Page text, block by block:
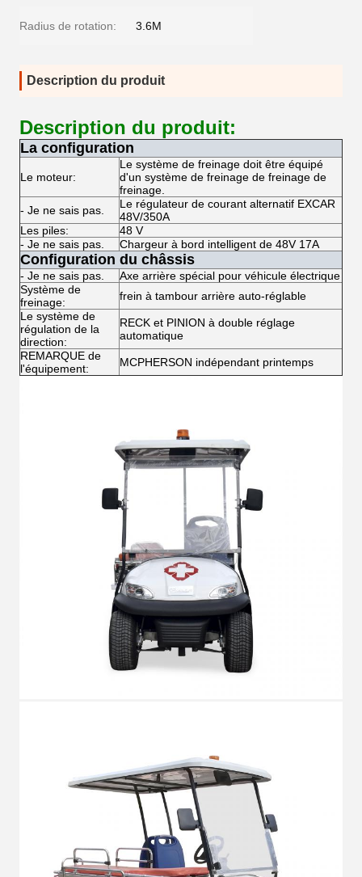
Radius de rotation: 3.6M
Description du produit
Description du produit:
La configuration
Le moteur:
Le système de freinage doit être équipé
d'un système de freinage de freinage de
freinage.
- Je ne sais pas.
Le régulateur de courant alternatif EXCAR
48V/350A
Les piles:
48 V
- Je ne sais pas.
Chargeur à bord intelligent de 48V 17A
Configuration du châssis
- Je ne sais pas.
Axe arrière spécial pour véhicule électrique
Système de
freinage:
frein à tambour arrière auto-réglable
Le système de
régulation de la
direction:
RECK et PINION à double réglage
automatique
REMARQUE de
l'équipement:
MCPHERSON indépendant printemps